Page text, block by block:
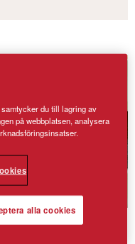
du till lagring av
på webbplatsen, analysera
alla cookies